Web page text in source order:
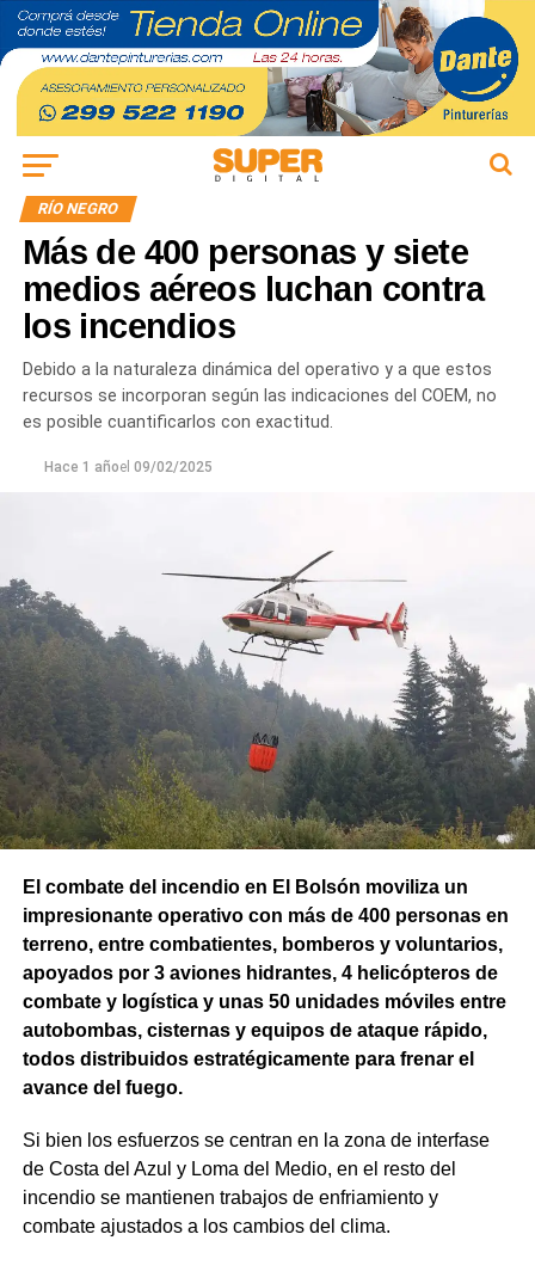
RÍO NEGRO
Más de 400 personas y siete
medios aéreos luchan contra
los incendios
Debido a la naturaleza dinámica del operativo y a que estos
recursos se incorporan según las indicaciones del COEM, no
es posible cuantificarlos con exactitud.
Hace 1 añoel 09/02/2025
El combate del incendio en El Bolsón moviliza un
impresionante operativo con más de 400 personas en
terreno, entre combatientes, bomberos y voluntarios,
apoyados por 3 aviones hidrantes, 4 helicópteros de
combate y logística y unas 50 unidades móviles entre
autobombas, cisternas y equipos de ataque rápido,
todos distribuidos estratégicamente para frenar el
avance del fuego.
Si bien los esfuerzos se centran en la zona de interfase
de Costa del Azul y Loma del Medio, en el resto del
incendio se mantienen trabajos de enfriamiento y
combate ajustados a los cambios del clima.